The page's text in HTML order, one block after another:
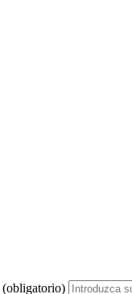
(obligatorio)